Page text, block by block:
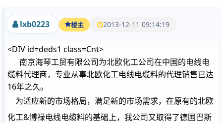
lxb0223 楼主 2013-12-11 09:14:19
<DIV id=deds1 class=Cnt>
南京海琴工贸有限公司为北欧化工公司在中国的电线电
缆料代理商，专业从事北欧化工电线电缆料的代理销售已达
16年之久。
为适应新的市场格局，满足新的市场需求，在原有的北欧
化工&博禄电线电缆料的基础上，我公司又取得了德国巴斯